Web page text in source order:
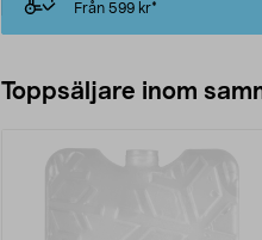
Från 599 kr*
Toppsäljare inom